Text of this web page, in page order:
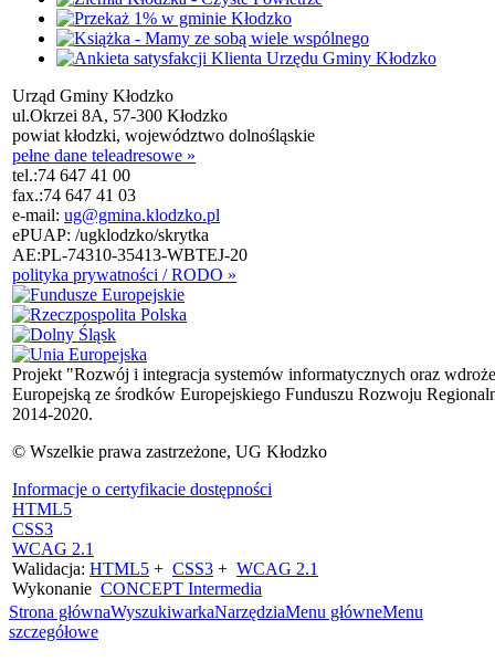
Urząd Gminy Kłodzko
ul.Okrzei 8A, 57-300 Kłodzko
powiat kłodzki, województwo dolnośląskie
pełne dane teleadresowe »
tel.:74 647 41 00
fax.:74 647 41 03
e-mail: ug@gmina.klodzko.pl
ePUAP: /ugklodzko/skrytka
AE:PL-74310-35413-WBTEJ-20
polityka prywatności / RODO »
Projekt "Rozwój i integracja systemów informatycznych oraz
Europejską ze środków Europejskiego Funduszu Rozwoju
2014-2020.
© Wszelkie prawa zastrzeżone, UG Kłodzko
Informacje o certyfikacie dostępności
HTML5
CSS3
WCAG 2.1
Walidacja: HTML5 + CSS3 + WCAG 2.1
Wykonanie CONCEPT Intermedia
Strona głównaWyszukiwarkaNarzędziaMenu główneMenu
szczegółowe